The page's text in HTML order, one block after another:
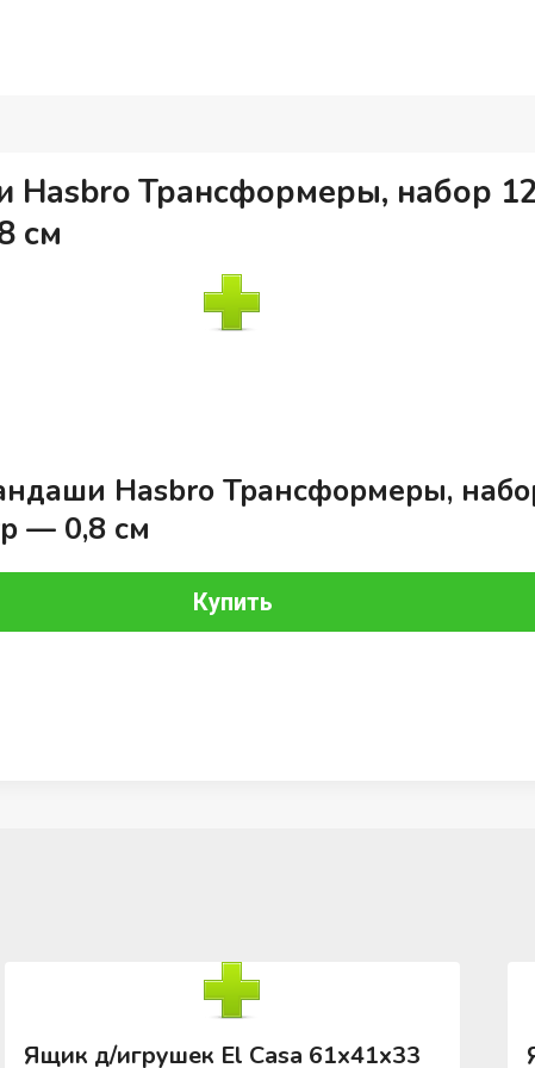
Hasbro Трансформеры, набор
см
Hasbro Трансформеры,
— 0,8 см
Купить
Ящик д/игрушек El Casa 61х41х33